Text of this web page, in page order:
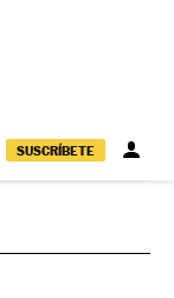
SUSCRÍBETE